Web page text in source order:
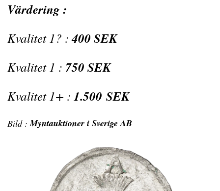
Värdering :
Kvalitet 1? :400 SEK
Kvalitet 1 : 750 SEK
Kvalitet 1+ : 1.500 SEK
Bild :Myntauktioner i Sverige AB